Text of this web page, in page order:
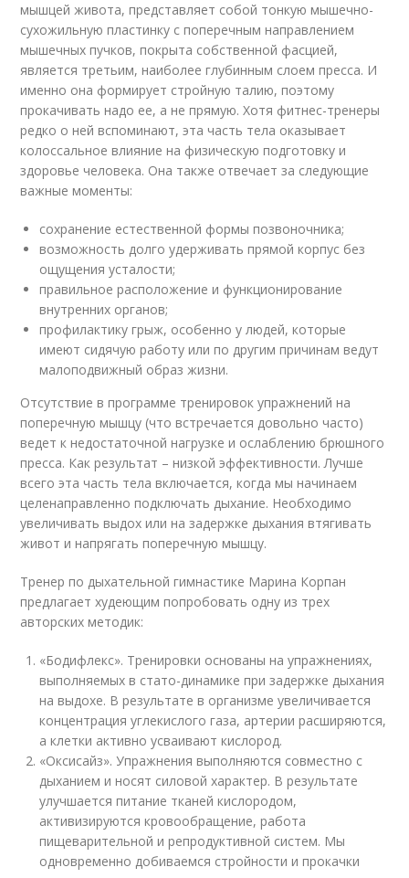
мышцей живота, представляет собой тонкую мышечно-
сухожильную пластинку с поперечным направлением
мышечных пучков, покрыта собственной фасцией,
является третьим, наиболее глубинным слоем пресса. И
именно она формирует стройную талию, поэтому
прокачивать надо ее, а не прямую. Хотя фитнес-тренеры
редко о ней вспоминают, эта часть тела оказывает
колоссальное влияние на физическую подготовку и
здоровье человека. Она также отвечает за следующие
важные моменты:
сохранение естественной формы позвоночника;
возможность долго удерживать прямой корпус без
ощущения усталости;
правильное расположение и функционирование
внутренних органов;
профилактику грыж, особенно у людей, которые
имеют сидячую работу или по другим причинам ведут
малоподвижный образ жизни.
Отсутствие в программе тренировок упражнений на
поперечную мышцу (что встречается довольно часто)
ведет к недостаточной нагрузке и ослаблению брюшного
пресса. Как результат – низкой эффективности. Лучше
всего эта часть тела включается, когда мы начинаем
целенаправленно подключать дыхание. Необходимо
увеличивать выдох или на задержке дыхания втягивать
живот и напрягать поперечную мышцу.
Тренер по дыхательной гимнастике Марина Корпан
предлагает худеющим попробовать одну из трех
авторских методик:
«Бодифлекс». Тренировки основаны на упражнениях,
выполняемых в стато-динамике при задержке дыхания
на выдохе. В результате в организме увеличивается
концентрация углекислого газа, артерии расширяются,
а клетки активно усваивают кислород.
«Оксисайз». Упражнения выполняются совместно с
дыханием и носят силовой характер. В результате
улучшается питание тканей кислородом,
активизируются кровообращение, работа
пищеварительной и репродуктивной систем. Мы
одновременно добиваемся стройности и прокачки